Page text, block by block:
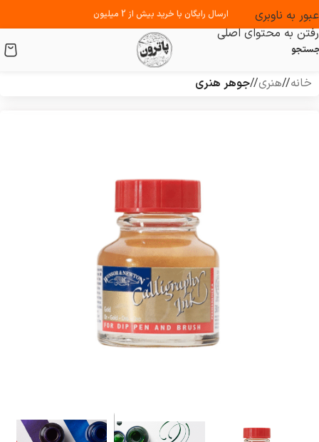
عبور به ناوبری
رفتن به محتوای اصلی
ارسال رایگان با خرید بیش از 2 میلیون
خانه/ هنری/ جوهر هنری